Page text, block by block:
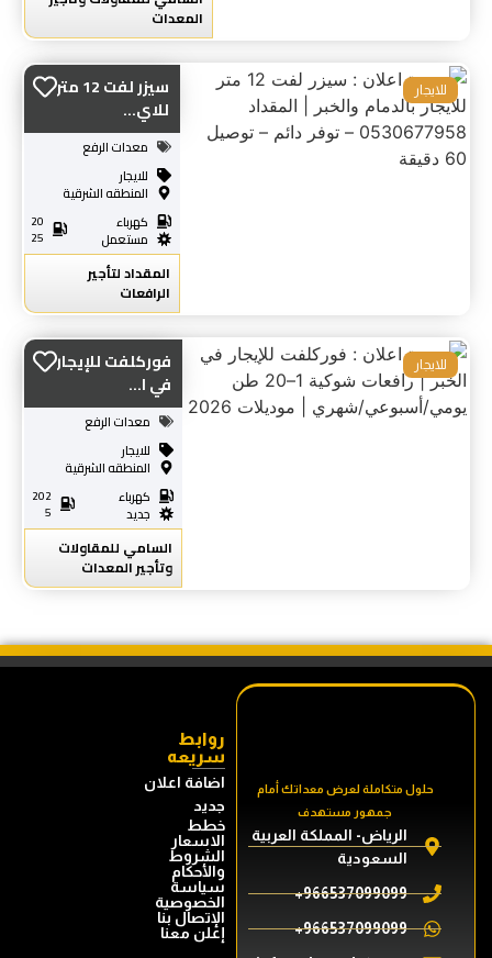
المعدات
سيزر لفت 12 متر
للاي...
معدات الرفع
للايجار
المنطقه الشرقية
كهرباء
مستعمل
20
25
المقداد لتأجير
الرافعات
للايجار
فوركلفت للإيجار
في ا...
معدات الرفع
للايجار
المنطقه الشرقية
كهرباء
جديد
202
5
السامي للمقاولات
وتأجير المعدات
للايجار
حلول متكاملة لعرض معداتك أمام
جمهور مستهدف
الرياض- المملكة العربية
السعودية
966537099099+
966537099099+
روابط
سريعه
اضافة اعلان
جديد
خطط
الاسعار
الشروط
والأحكام
سياسة
الخصوصية
الإتصال بنا
إعلن معنا